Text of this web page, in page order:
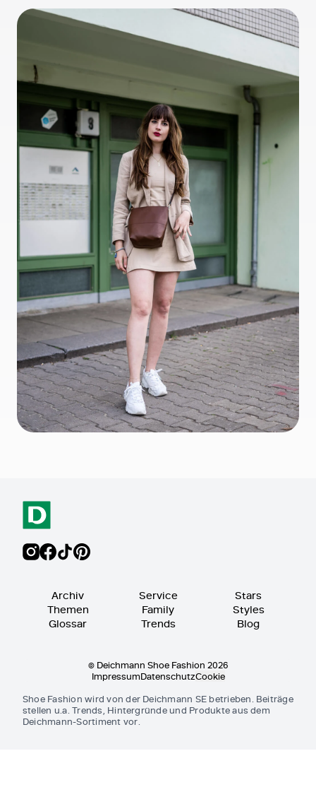
Archiv
Themen
Glossar
Service
Family
Trends
Stars
Styles
Blog
© Deichmann Shoe Fashion 2026
ImpressumDatenschutzCookie
Shoe Fashion wird von der Deichmann SE betrieben. Beiträge
stellen u.a. Trends, Hintergründe und Produkte aus dem
Deichmann-Sortiment vor.